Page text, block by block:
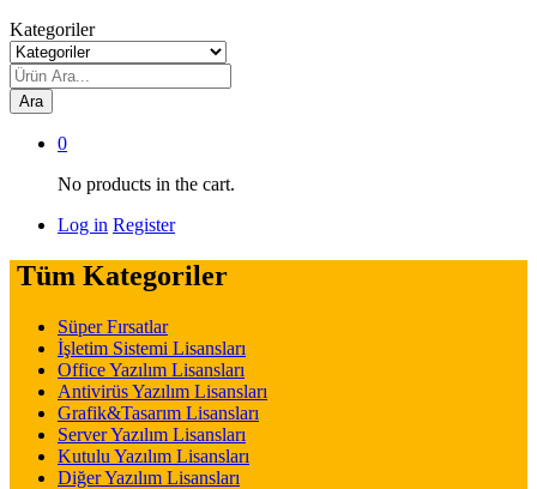
Kategoriler
Ara
0
No products in the cart.
Log in Register
Tüm Kategoriler
Süper Fırsatlar
İşletim Sistemi Lisansları
Office Yazılım Lisansları
Antivirüs Yazılım Lisansları
Grafik&Tasarım Lisansları
Server Yazılım Lisansları
Kutulu Yazılım Lisansları
Diğer Yazılım Lisansları